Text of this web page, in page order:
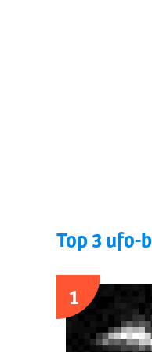
Top 3 ufo-
1